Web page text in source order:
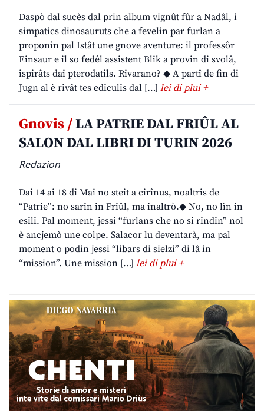
Daspò dal sucès dal prin album vignût fûr a Nadâl, i
simpatics dinosauruts che a fevelin par furlan a
proponin pal Istât une gnove aventure: il professôr
Einsaur e il so fedêl assistent Blik a provin di svolâ,
ispirâts dai pterodatils. Rivarano? ◆ A partî de fin di
Jugn al è rivât tes ediculis dal […] lei di plui +
Gnovis /LA PATRIE DAL FRIÛL AL
SALON DAL LIBRI DI TURIN 2026
Redazion
Dai 14 ai 18 di Mai no steit a cirînus, noaltris de
“Patrie”: no sarin in Friûl, ma inaltrò.◆ No, no lìn in
esili. Pal moment, jessi “furlans che no si rindin” nol
è ancjemò une colpe. Salacor lu deventarà, ma pal
moment o podin jessi “libars di sielzi” di lâ in
“mission”. Une mission […] lei di plui +